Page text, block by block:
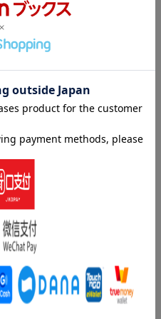
たとされる
井真奈子。
田里佳。
す傑作長篇
つだけある。フェミニストとマ
4冠！
2024 Breakthrough Autho
2024
Debut Fiction部門
Award
ベースより）
快楽をめぐる挑発的な言葉
か呑み込まれていく。広がる恋
に崩れ始める里佳の日常。女
世界的ベストセラー。
スより）
賞スピーチ 帝国ホテルですて
ツアー日記 どんな場所にも小
タベースより）